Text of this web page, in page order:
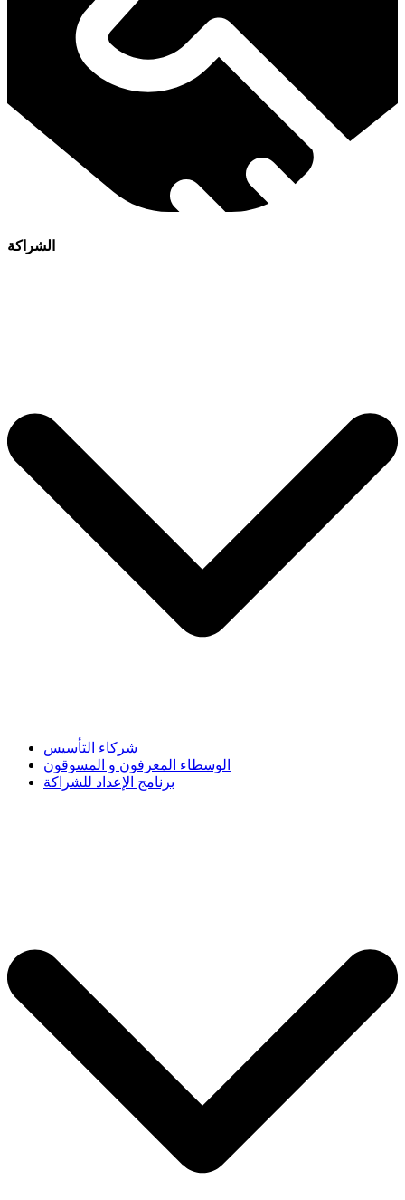
الشراكة
شركاء التأسيس
الوسطاء المعرفون و المسوقون
برنامج الإعداد للشراكة